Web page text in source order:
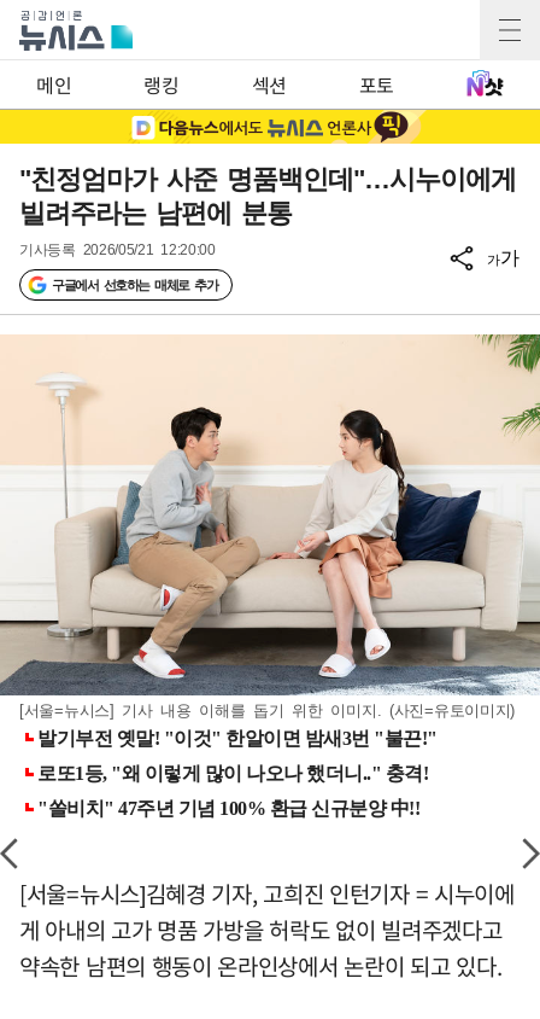
메인 랭킹 섹션 포토
"친정엄마가 사준 명품백인데"…시누이에게
빌려주라는 남편에 분통
기사등록 2026/05/21 12:20:00
구글에서 선호하는 매체로 추가
가가
[서울=뉴시스] 기사 내용 이해를 돕기 위한 이미지. (사진=유토이미지)
[서울=뉴시스]김혜경 기자, 고희진 인턴기자 = 시누이에
게 아내의 고가 명품 가방을 허락도 없이 빌려주겠다고
약속한 남편의 행동이 온라인상에서 논란이 되고 있다.